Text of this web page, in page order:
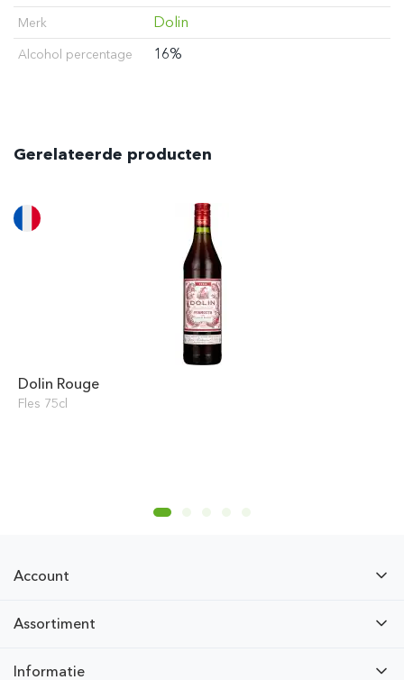
Merk Dolin
Alcohol percentage 16%
Gerelateerde producten
Dolin Rouge
Fles 75cl
Account
Assortiment
Informatie